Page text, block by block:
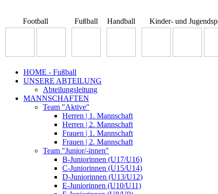
Football Fußball Handball Kinder- und
HOME - Fußball
UNSERE ABTEILUNG
Abteilungsleitung
MANNSCHAFTEN
Team "Aktive"
Herren | 1. Mannschaft
Herren | 2. Mannschaft
Frauen | 1. Mannschaft
Frauen | 2. Mannschaft
Team "Junior/-innen"
B-Juniorinnen (U17/U16)
C-Juniorinnen (U15/U14)
D-Juniorinnen (U13/U12)
E-Juniorinnen (U10/U11)